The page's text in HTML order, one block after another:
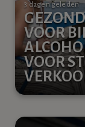
VOOR
VOOR
3 dagen geleden